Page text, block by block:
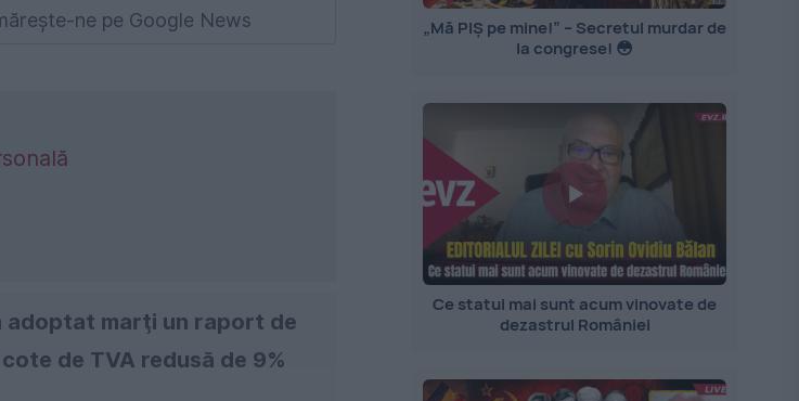
ne pe Google News
adoptat marţi un raport de
de TVA redusă de 9%
„Mă PIȘ pe mine!” – Secretul murdar de
la congrese! 😳
Ce statui mai sunt acum vinovate de
dezastrul României